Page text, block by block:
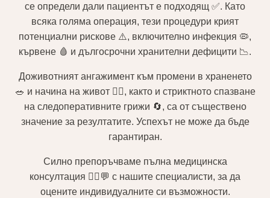
се определи дали пациентът е подходящ ✅. Като
всяка голяма операция, тези процедури крият
потенциални рискове ⚠️, включително инфекция 🦠,
кървене 🩸 и дългосрочни хранителни дефицити 📉.
Доживотният ангажимент към промени в храненето
🥗 и начина на живот 🏃‍♂️, както и стриктното спазване
на следоперативните грижи 🔄, са от съществено
значение за резултатите. Успехът не може да бъде
гарантиран.
Силно препоръчваме пълна медицинска
консултация 👨‍⚕️💬 с нашите специалисти, за да
оцените индивидуалните си възможности.